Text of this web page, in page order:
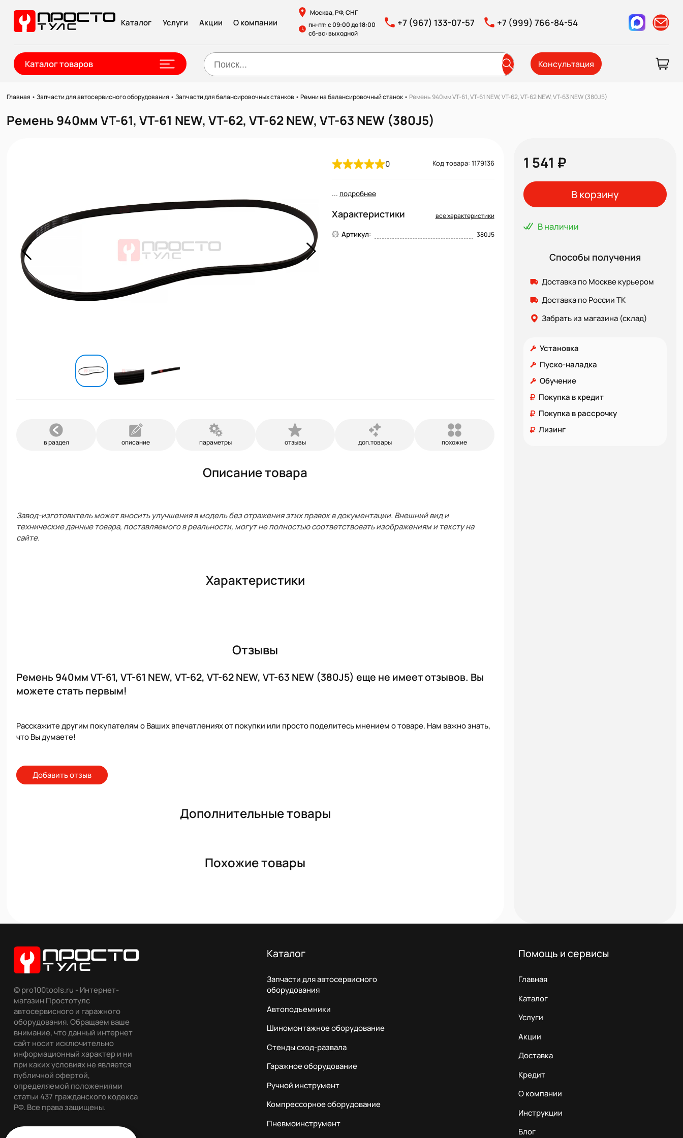
Каталог Услуги Акции О компании
Москва, РФ, СНГ
пн-пт: с 09:00 до 18:00
сб-вс: выходной
+7 (967) 133-07-57 +7 (999) 766-84-54
Каталог товаров Консультация
Главная •Запчасти для автосервисного оборудования •Запчасти для балансировочных станков •Ремни на балансировочный станок • Ремень 940мм VT-61, VT-61 NEW, VT-62, VT-62 NEW, VT-63 NEW (380J5)
Ремень 940мм VT-61, VT-61 NEW, VT-62, VT-62 NEW, VT-63 NEW (380J5)
0 Код товара: 1179136
... подробнее
Характеристики все характеристики
Артикул: 380J5
в раздел описание параметры отзывы доп.товары похожие
Описание товара
Завод-изготовитель может вносить улучшения в модель без отражения этих правок в документации. Внешний вид и
технические данные товара, поставляемого в реальности, могут не полностью соответствовать изображениям и тексту на
сайте.
Характеристики
Отзывы
Ремень 940мм VT-61, VT-61 NEW, VT-62, VT-62 NEW, VT-63 NEW (380J5) еще не имеет отзывов. Вы
можете стать первым!
Расскажите другим покупателям о Ваших впечатлениях от покупки или просто поделитесь мнением о товаре. Нам важно знать,
что Вы думаете!
Добавить отзыв
Дополнительные товары
Похожие товары
1 541 ₽
В корзину
В наличии
Способы получения
Доставка по Москве курьером
Доставка по России ТК
Забрать из магазина (склад)
Установка
Пуско-наладка
Обучение
Покупка в кредит
Покупка в рассрочку
Лизинг
© pro100tools.ru - Интернет-
магазин Простотулс
автосервисного и гаражного
оборудования. Обращаем ваше
внимание, что данный интернет
сайт носит исключительно
информационный характер и ни
при каких условиях не является
публичной офертой,
определяемой положениями
статьи 437 гражданского кодекса
РФ. Все права защищены.
Каталог
Запчасти для автосервисного
оборудования
Автоподъемники
Шиномонтажное оборудование
Стенды сход-развала
Гаражное оборудование
Ручной инструмент
Компрессорное оборудование
Пневмоинструмент
Помощь и сервисы
Главная
Каталог
Услуги
Акции
Доставка
Кредит
О компании
Инструкции
Блог